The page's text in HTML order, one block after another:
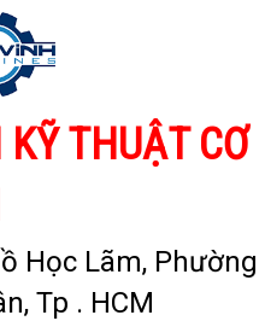
THUẬT CƠ
Học Lãm, Phường
Tp . HCM